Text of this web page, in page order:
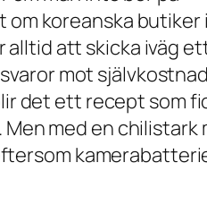
koreanska butiker
alltid att skicka iväg
mot
det ett recept som
med en chilistark